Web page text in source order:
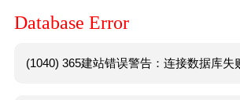
Database Error
(1040) 365建站错误警告：连接数据库